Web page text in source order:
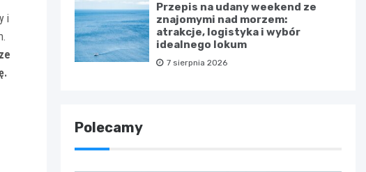
i
Przepis na udany weekend ze
znajomymi nad morzem:
atrakcje, logistyka i wybór
idealnego lokum
7 sierpnia 2026
Polecamy